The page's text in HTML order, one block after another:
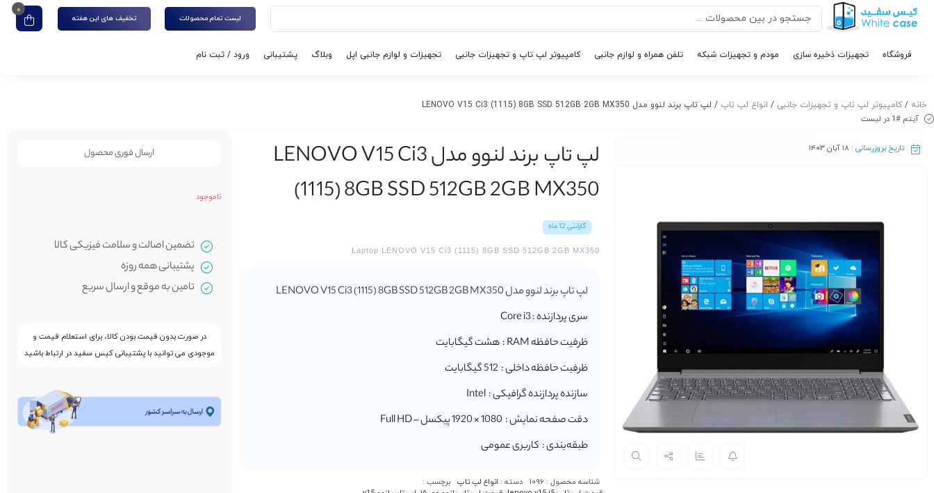
لیست تمام محصولات تخفیف های این هفته
0
فروشگاه تجهیزات ذخیره سازی مودم و تجهیزات شبکه تلفن همراه و لوازم جانبی کامپیوتر لپ تاپ و تجهیزات جانبی تجهیزات و لوازم جانبی اپل وبلاگ پشتیبانی ورود / ثبت نام
خانه / کامپیوتر لپ تاپ و تجهیزات جانبی / انواع لپ تاپ / لپ تاپ برند لنوو مدل LENOVO V15 Ci3 (1115) 8GB SSD 512GB 2GB MX350
آیتم #1 در لیست
تاریخ بروزرسانی :۱۸ آبان ۱۴۰۳
لپ تاپ برند لنوو مدل LENOVO V15 Ci3
(1115) 8GB SSD 512GB 2GB MX350
گارانتی 12 ماه
Laptop LENOVO V15 Ci3 (1115) 8GB SSD 512GB 2GB MX350
لپ تاپ برند لنوو مدل LENOVO V15 Ci3 (1115) 8GB SSD 512GB 2GB MX350
سری پردازنده : Core i3
ظرفیت حافظه RAM : هشت گیگابایت
ظرفیت حافظه داخلی : 512 گیگابایت
سازنده پردازنده گرافیکی : Intel
دقت صفحه نمایش : 1080 × 1920 پیکسل – Full HD
طبقه‌بندی : کاربری عمومی
شناسه محصول : 1096 دسته : انواع لپ تاپ
برچسب :
ارسال فوری محصول
ناموجود
تضمین اصالت و سلامت فیزیکی کالا
پشتیبانی همه روزه
تامین به موقع و ارسال سریع
در صورت بدون قیمت بودن کالا، برای استعلام قیمت و
موجودی می توانید با پشتیبانی کیس سفید در ارتباط باشید